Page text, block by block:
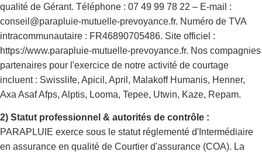
qualité de Gérant. Téléphone : 07 49 99 78 22 – E-mail :
conseil@parapluie-mutuelle-prevoyance.fr. Numéro de TVA
intracommunautaire : FR46890705486. Site officiel :
https://www.parapluie-mutuelle-prevoyance.fr. Nos compagnies
partenaires pour l'exercice de notre activité de courtage
incluent : Swisslife, Apicil, April, Malakoff Humanis, Henner,
Axa Asaf Afps, Alptis, Looma, Tepee, Utwin, Kaze, Repam.
2) Statut professionnel & autorités de contrôle :
PARAPLUIE exerce sous le statut réglementé d'Intermédiaire
en assurance en qualité de Courtier d'assurance (COA). La